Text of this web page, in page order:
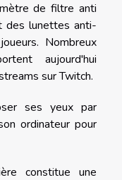
de filtre anti
des lunettes anti-
Nombreux
aujourd'hui
sur Twitch.
ses yeux par
ordinateur pour
constitue une